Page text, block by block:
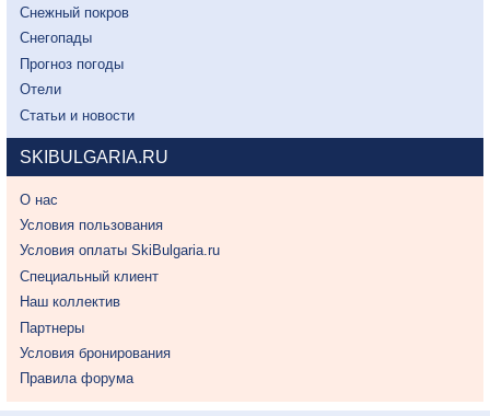
Снежный покров
Снегопады
Прогноз погоды
Отели
Статьи и новости
SKIBULGARIA.RU
О нас
Условия пользования
Условия оплаты SkiBulgaria.ru
Специальный клиент
Наш коллектив
Партнеры
Условия бронирования
Правила форума